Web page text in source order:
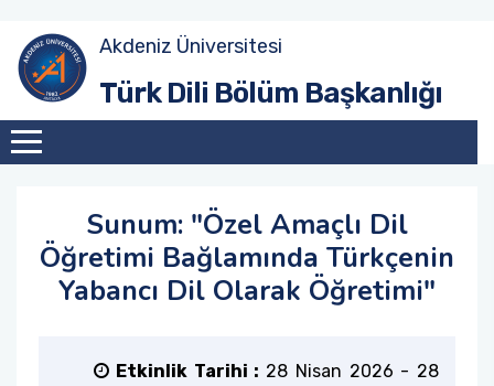
Akdeniz Üniversitesi
Türk Dili Bölüm Başkanlığı
Sunum: "Özel Amaçlı Dil
Öğretimi Bağlamında Türkçenin
Yabancı Dil Olarak Öğretimi"
Etkinlik Tarihi : 28 Nisan 2026 - 28
Amaç
Tarihçe
Vizyon
Güz Dönemi
Bahar Dönemi
Akademik Toplantılar
Konferanslar
Sunumlar